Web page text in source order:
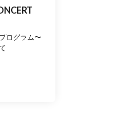
ログラム〜